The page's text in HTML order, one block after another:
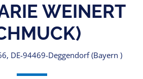
WEINERT
DE-94469-Deggendorf (Bayern )